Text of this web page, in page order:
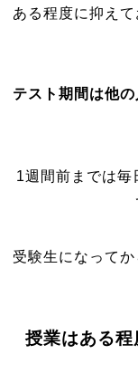
ある程度に抑えて
テスト期間は他
1週間前までは毎
受験生になって
授業はある程